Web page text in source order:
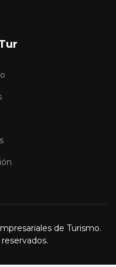
de Turismo.